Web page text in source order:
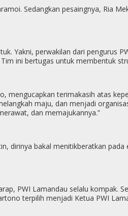
Sedangkan pesaingnya, Ria
Yakni, perwakilan dari pengurus
ini bertugas untuk membentuk
mengucapkan terimakasih atas
maju, dan menjadi
dan memajukannya.”
dirinya bakal menitikberatkan
PWI Lamandau selalu
terpilih menjadi Ketua PWI